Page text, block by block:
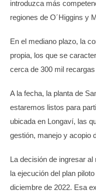
introduzca más
regiones de O´Higgins y
En el mediano plazo, la
propia, los que se
cerca de 300 mil
A la fecha, la planta de
estaremos listos para
ubicada en Longaví, las
gestión, manejo y acopio
La decisión de ingresar
la ejecución del plan
diciembre de 2022. Esa